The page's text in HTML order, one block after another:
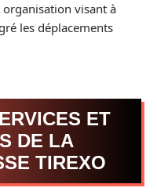
organisation visant à
les déplacements
ET
DE LA
TIREXO